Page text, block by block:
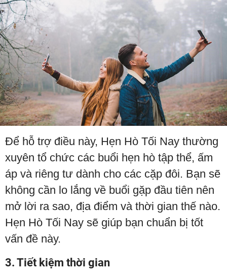
Để hỗ trợ điều này, Hẹn Hò Tối Nay thường
xuyên tổ chức các buổi hẹn hò tập thể, ấm
áp và riêng tư dành cho các cặp đôi. Bạn sẽ
không cần lo lắng về buổi gặp đầu tiên nên
mở lời ra sao, địa điểm và thời gian thế nào.
Hẹn Hò Tối Nay sẽ giúp bạn chuẩn bị tốt
vấn đề này.
3. Tiết kiệm thời gian